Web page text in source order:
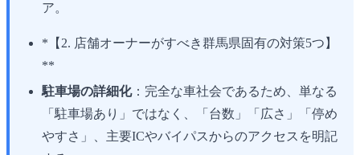
ア。
*【2. 店舗オーナーがすべき群馬県固有の対策5つ】
**
駐車場の詳細化：完全な車社会であるため、単なる
「駐車場あり」ではなく、「台数」「広さ」「停め
やすさ」、主要ICやバイパスからのアクセスを明記